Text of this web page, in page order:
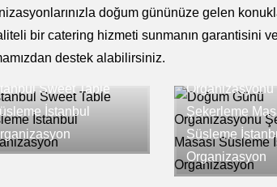
doğum gününüze gelen
bir catering hizmeti sunmanın garantisini
destek alabilirsiniz.
Sweet Table
İstanbul
Organizasyonu
Şekerleme
Süsleme
Organizasyon